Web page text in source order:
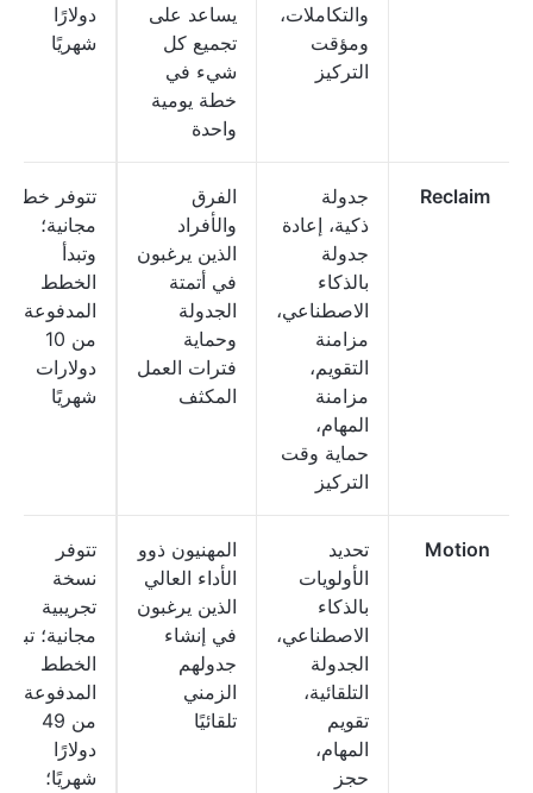
والتكاملات،
ومؤقت
التركيز
يساعد على
تجميع كل
شيء في
خطة يومية
واحدة
دولارًا
شهريًا
Reclaim
جدولة
ذكية، إعادة
جدولة
بالذكاء
الاصطناعي،
مزامنة
التقويم،
مزامنة
المهام،
حماية وقت
التركيز
الفرق
والأفراد
الذين يرغبون
في أتمتة
الجدولة
وحماية
فترات العمل
المكثف
تتوفر خطة
مجانية؛
وتبدأ
الخطط
المدفوعة
من 10
دولارات
شهريًا
Motion
تحديد
الأولويات
بالذكاء
الاصطناعي،
الجدولة
التلقائية،
تقويم
المهام،
حجز
المهنيون ذوو
الأداء العالي
الذين يرغبون
في إنشاء
جدولهم
الزمني
تلقائيًا
تتوفر
نسخة
تجريبية
مجانية؛ تبدأ
الخطط
المدفوعة
من 49
دولارًا
شهريًا؛